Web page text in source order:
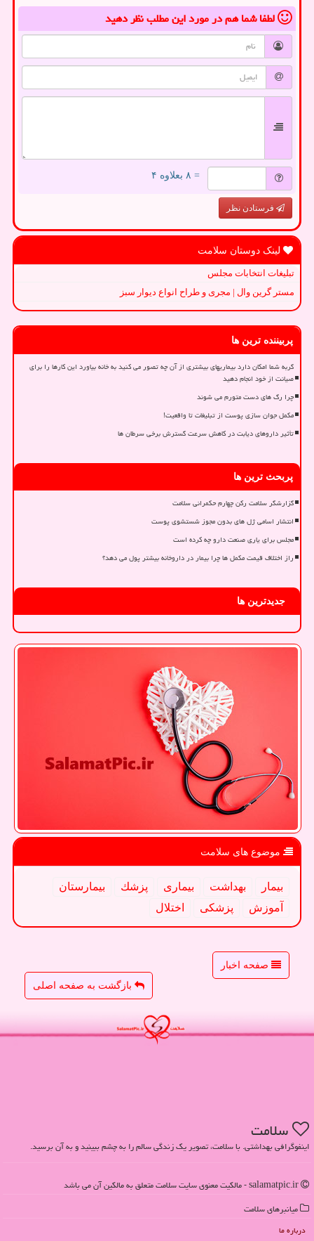
لطفا شما همدر مورد این مطلبنظر دهید
= ۸ بعلاوه ۴
فرستادن نظر
لینک دوستان سلامت
تبلیغات انتخابات مجلس
مستر گرین وال | مجری و طراح انواع دیوار سبز
پربیننده ترین ها
گربه شما امکان دارد بیماریهای بیشتری از آن چه تصور می کنید به خانه بیاورد این کارها را برای
صیانت از خود انجام دهید
چرا رگ های دست متورم می شوند
مکمل جوان سازی پوست از تبلیغات تا واقعیت!
تأثیر داروهای دیابت در کاهش سرعت گسترش برخی سرطان ها
پربحث ترین ها
گزارشگر سلامت رکن چهارم حکمرانی سلامت
انتشار اسامی ژل های بدون مجوز شستشوی پوست
مجلس برای یاری صنعت دارو چه کرده است
راز اختلاف قیمت مکمل ها چرا بیمار در داروخانه بیشتر پول می دهد؟
جدیدترین ها
موضوع های سلامت
بیمار بهداشت بیماری پزشك
بیمارستان
آموزش
پزشكی اختلال
صفحه اخبار
بازگشت به صفحه اصلی
سلامت
اینفوگرافی بهداشتی. با سلامت، تصویر یک زندگی سالم را به چشم ببینید و به آن برسید.
میانبرهای سلامت
درباره ما